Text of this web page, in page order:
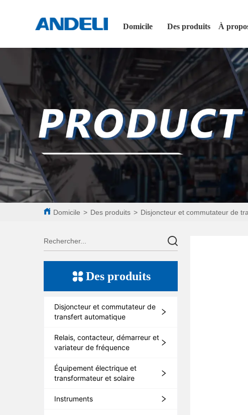
Domicile Des produits À
Domicile > Des produits > Disjoncteur et commutateur de
Des produits
Disjoncteur et commutateur de
transfert automatique
Relais, contacteur, démarreur et
variateur de fréquence
Équipement électrique et
transformateur et solaire
Instruments